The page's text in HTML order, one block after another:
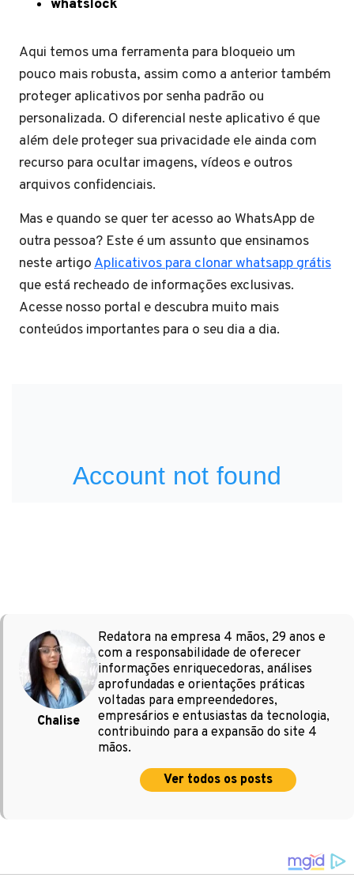
whatslock
Aqui temos uma ferramenta para bloqueio um
pouco mais robusta, assim como a anterior também
proteger aplicativos por senha padrão ou
personalizada. O diferencial neste aplicativo é que
além dele proteger sua privacidade ele ainda com
recurso para ocultar imagens, vídeos e outros
arquivos confidenciais.
Mas e quando se quer ter acesso ao WhatsApp de
outra pessoa? Este é um assunto que ensinamos
neste artigoAplicativos para clonar whatsapp grátis
que está recheado de informações exclusivas.
Acesse nosso portal e descubra muito mais
conteúdos importantes para o seu dia a dia.
Chalise
Redatora na empresa 4 mãos, 29 anos e
com a responsabilidade de oferecer
informações enriquecedoras, análises
aprofundadas e orientações práticas
voltadas para empreendedores,
empresários e entusiastas da tecnologia,
contribuindo para a expansão do site 4
mãos.
Ver todos os posts